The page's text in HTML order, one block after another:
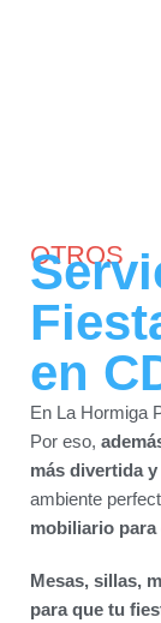
OTROS
en
En La Hormiga
Por eso,
más divertida
ambiente
mobiliario para
Mesas, sillas,
para que tu